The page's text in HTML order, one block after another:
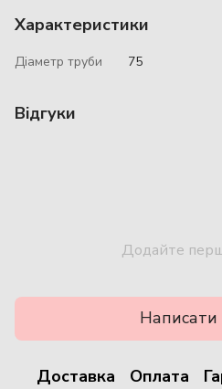
Характеристики
Діаметр труби 75
Відгуки
Додайте
Написати
Доставка Оплата